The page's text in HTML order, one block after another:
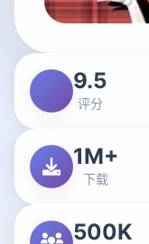
9.5
评分
1M+
下载
500K